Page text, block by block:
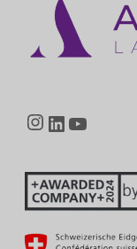
Instagram
LinkedIn